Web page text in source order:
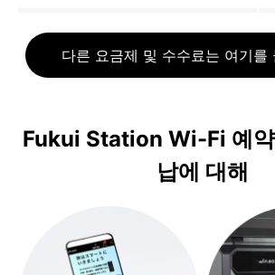
다른 요금제 및 수수료는 여기를
Fukui Station Wi-Fi 예약
납에 대해